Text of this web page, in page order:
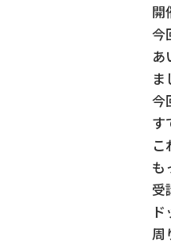
開
今
あ
ま
今
す
こ
も
受
周